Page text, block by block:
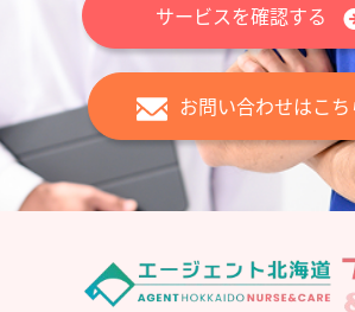
サービスを確認する
お問い合わせはこち